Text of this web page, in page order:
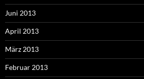
Juni 2013
April 2013
März 2013
Februar 2013